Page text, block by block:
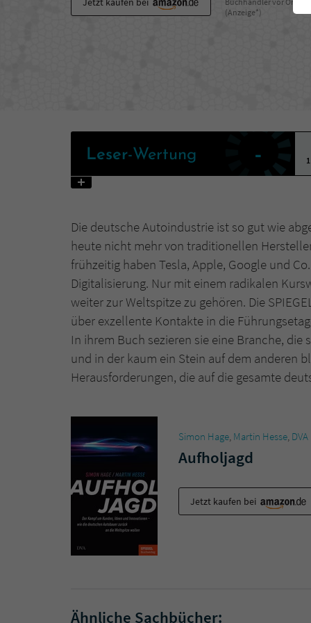
(Anzeige*)
Leser-Wertung -
1
Die deutsche Autoindustrie ist so gut wie
heute nicht mehr von traditionellen
frühzeitig haben Tesla, Apple, Google und
Digitalisierung. Nur mit einem radikalen
weiter zur Weltspitze zu gehören. Die
über exzellente Kontakte in die
In ihrem Buch sezieren sie eine Branche,
und in der kaum ein Stein auf dem anderen
Herausforderungen, die auf die gesamte
Simon Hage, Martin Hesse, DVA
Aufholjagd
Jetzt kaufen bei
Ähnliche Sachbücher: